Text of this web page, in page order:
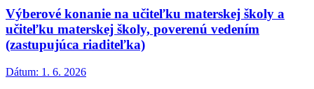
Výberové konanie na učiteľku materskej školy a
učiteľku materskej školy, poverenú vedením
(zastupujúca riaditeľka)
Dátum: 1. 6. 2026